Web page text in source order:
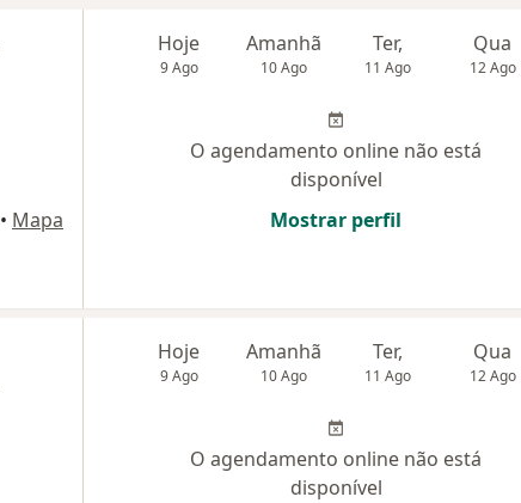
• Mapa
Hoje
9 Ago
Amanhã
10 Ago
Ter,
11 Ago
Qua
12 Ago
O agendamento online não está
disponível
Mostrar perfil
Hoje
9 Ago
Amanhã
10 Ago
Ter,
11 Ago
Qua
12 Ago
O agendamento online não está
disponível